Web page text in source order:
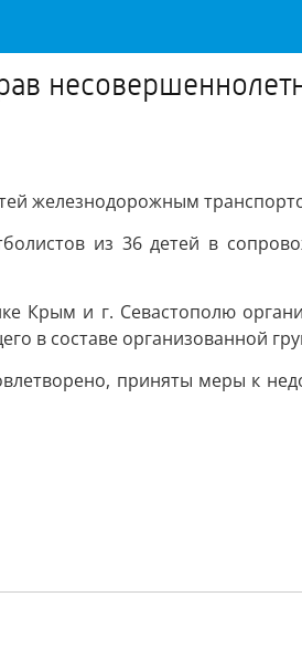
железнодорожным
из 36 детей в
Крым и г. Севастополю
в составе организованной
приняты меры к